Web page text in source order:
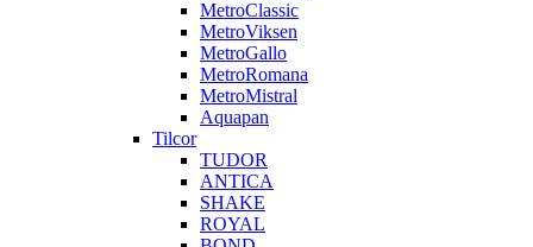
MetroClassic
MetroViksen
MetroGallo
MetroRomana
MetroMistral
Aquapan
Tilcor
TUDOR
ANTICA
SHAKE
ROYAL